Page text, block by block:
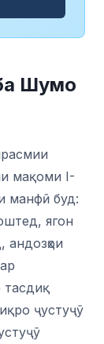
Шумо
мақоми I-
манфӣ буд:
ягон
ҷустуҷӯ